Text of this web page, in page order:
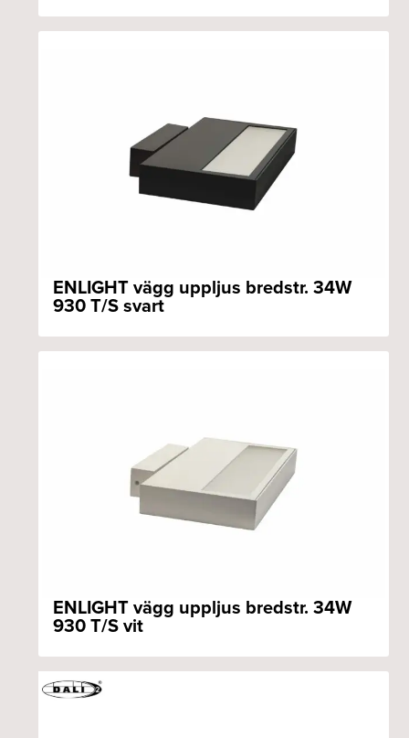
ENLIGHT vägg uppljus bredstr. 34W
930 T/S svart
ENLIGHT vägg uppljus bredstr. 34W
930 T/S vit